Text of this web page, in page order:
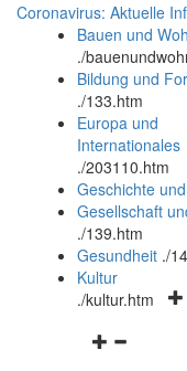
Coronavirus: Aktuelle
Bauen und
./
Bildung und
./133.htm
Europa und
Internationales
./203110.htm
Geschichte
Gesellschaft
./139.htm
Gesundheit ./
Kultur
./kultur.htm